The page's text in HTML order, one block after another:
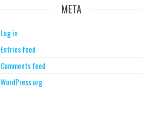
META
Log in
Entries feed
Comments feed
WordPress.org